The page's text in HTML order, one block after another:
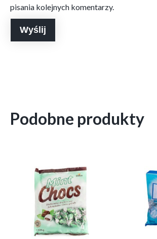
pisania kolejnych komentarzy.
Podobne produkty